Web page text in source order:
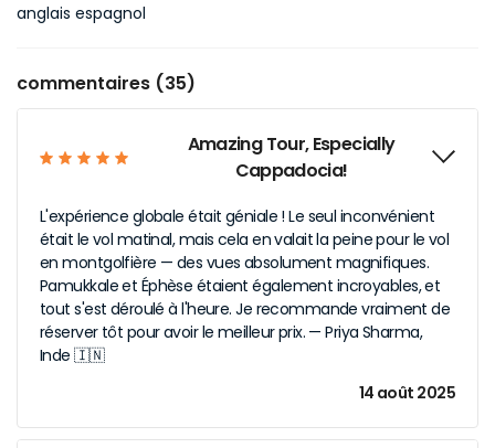
anglais espagnol
commentaires (35)
Amazing Tour, Especially
Cappadocia!
L'expérience globale était géniale ! Le seul inconvénient
était le vol matinal, mais cela en valait la peine pour le vol
en montgolfière — des vues absolument magnifiques.
Pamukkale et Éphèse étaient également incroyables, et
tout s'est déroulé à l'heure. Je recommande vraiment de
réserver tôt pour avoir le meilleur prix. — Priya Sharma,
Inde 🇮🇳
14 août 2025